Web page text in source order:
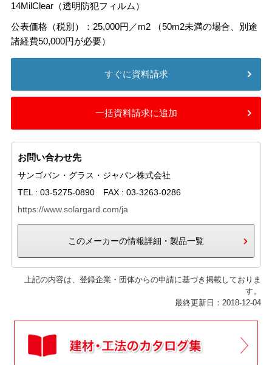
14MilClear（透明防犯フィルム）
公表価格（税別）：25,000円／m2 （50m2未満の場合、別途
諸経費50,000円が必要）
すぐに資料請求
一括資料請求に追加
お問い合わせ先
サンゴバン・グラス・ジャパン株式会社
TEL : 03-5275-0890 FAX : 03-3263-0286
https://www.solargard.com/ja
このメーカーの情報詳細・製品一覧
上記の内容は、登録企業・団体からの申請に基づき掲載しておりま
す。
最終更新日：2018-12-04